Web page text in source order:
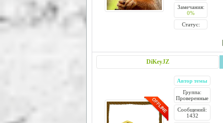
Замечания:
0%
Статус:
DiKeyJZ
Автор темы
Группа:
Проверенные
Сообщений:
1432